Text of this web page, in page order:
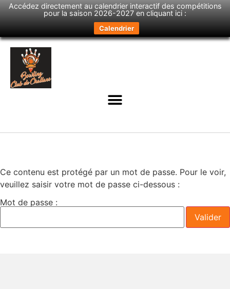
Accédez directement au calendrier interactif des compétitions
pour la saison 2026-2027 en cliquant ici :
Calendrier
Ce contenu est protégé par un mot de passe. Pour le voir,
veuillez saisir votre mot de passe ci-dessous :
Mot de passe :